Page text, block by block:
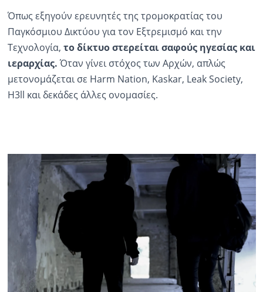
Όπως εξηγούν ερευνητές της τρομοκρατίας του
Παγκόσμιου Δικτύου για τον Εξτρεμισμό και την
Τεχνολογία, το δίκτυο στερείται σαφούς ηγεσίας και
ιεραρχίας. Όταν γίνει στόχος των Αρχών, απλώς
μετονομάζεται σε Harm Nation, Kaskar, Leak Society,
H3ll και δεκάδες άλλες ονομασίες.